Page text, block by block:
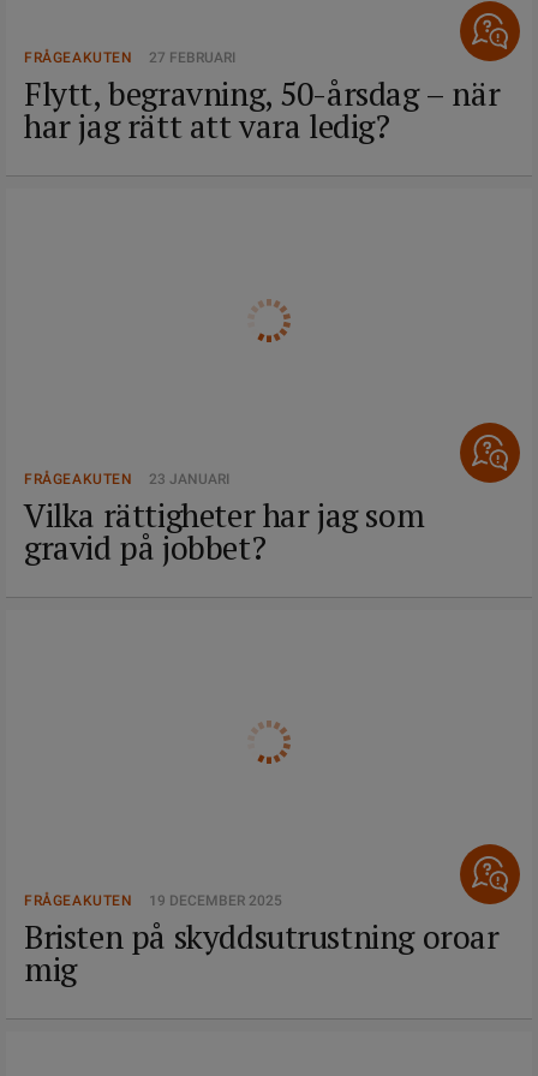
FRÅGEAKUTEN 27 FEBRUARI
Flytt, begravning, 50-årsdag – när
har jag rätt att vara ledig?
FRÅGEAKUTEN 23 JANUARI
Vilka rättigheter har jag som
gravid på jobbet?
FRÅGEAKUTEN 19 DECEMBER 2025
Bristen på skyddsutrustning oroar
mig